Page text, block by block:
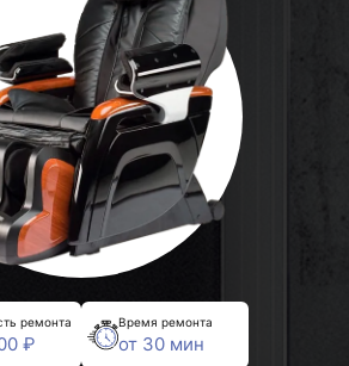
ремонта
₽
Время ремонта
от 30 мин